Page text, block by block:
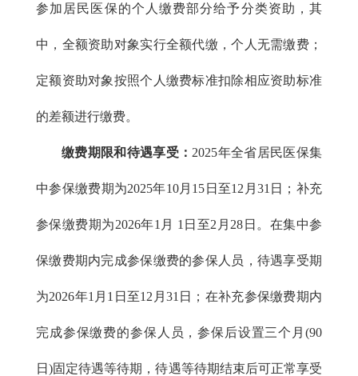
参加居民医保的个人缴费部分给予分类资助，其
中，全额资助对象实行全额代缴，个人无需缴费；
定额资助对象按照个人缴费标准扣除相应资助标准
的差额进行缴费。
缴费期限和待遇享受： 2025年全省居民医保集
中参保缴费期为2025年10月15日至12月31日；补充
参保缴费期为2026年1月 1日至2月28日。 在集中参
保缴费期内完成参保缴费的参保人员，待遇享受期
为2026年1月1日至12月31日；在补充参保缴费期内
完成参保缴费的参保人员，参保后设置三个月(90
日)固定待遇等待期，待遇等待期结束后可正常享受